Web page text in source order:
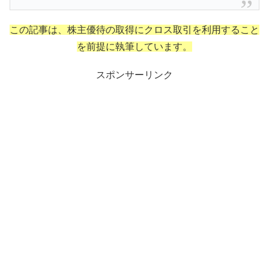
この記事は、株主優待の取得にクロス取引を利用すること
を前提に執筆しています。
スポンサーリンク